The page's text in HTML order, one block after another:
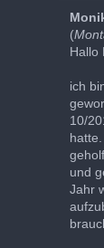
(
Hallo
ich
10/
und
Jahr